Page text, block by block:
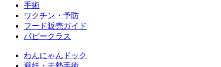
手術
ワクチン・予防
フード販売ガイド
パピークラス
わんにゃんドック